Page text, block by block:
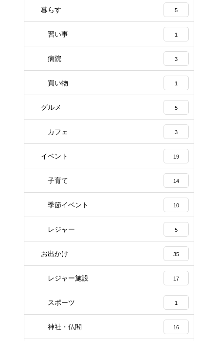
暮らす 5
習い事 1
病院 3
買い物 1
グルメ 5
カフェ 3
イベント 19
子育て 14
季節イベント 10
レジャー 5
お出かけ 35
レジャー施設 17
スポーツ 1
神社・仏閣 16